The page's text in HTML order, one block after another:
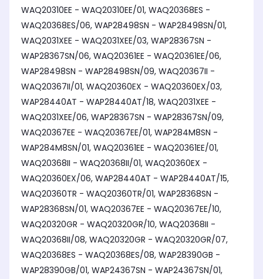
WAQ20310EE - WAQ20310EE/01, WAQ20368ES -
WAQ20368ES/06, WAP28498SN - WAP28498SN/01,
WAQ2031XEE - WAQ2031XEE/03, WAP28367SN -
WAP28367SN/06, WAQ20361EE - WAQ20361EE/06,
WAP28498SN - WAP28498SN/09, WAQ20367II -
WAQ20367II/01, WAQ20360EX - WAQ20360EX/03,
WAP28440AT - WAP28440AT/18, WAQ2031XEE -
WAQ2031XEE/06, WAP28367SN - WAP28367SN/09,
WAQ20367EE - WAQ20367EE/01, WAP284M8SN -
WAP284M8SN/01, WAQ20361EE - WAQ20361EE/01,
WAQ20368II - WAQ20368II/01, WAQ20360EX -
WAQ20360EX/06, WAP28440AT - WAP28440AT/15,
WAQ20360TR - WAQ20360TR/01, WAP28368SN -
WAP28368SN/01, WAQ20367EE - WAQ20367EE/10,
WAQ20320GR - WAQ20320GR/10, WAQ20368II -
WAQ20368II/08, WAQ20320GR - WAQ20320GR/07,
WAQ20368ES - WAQ20368ES/08, WAP28390GB -
WAP28390GB/01, WAP24367SN - WAP24367SN/01,